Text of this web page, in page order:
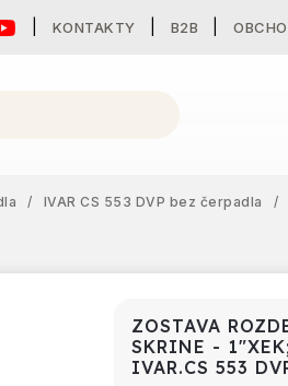
KONTAKTY B2B
/ IVAR CS 553 DVP bez čerpadla /
ZOSTAVA
SKRINE -
IVAR.CS 553